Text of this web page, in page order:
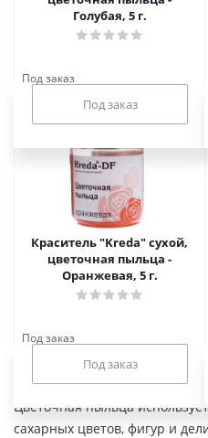
Голубая, 5 г.
Под заказ
Краситель "Kreda" сухой,
цветочная пыльца -
Оранжевая, 5 г.
Под заказ
Цветочная пыльца
сахарных цветов, фигур и